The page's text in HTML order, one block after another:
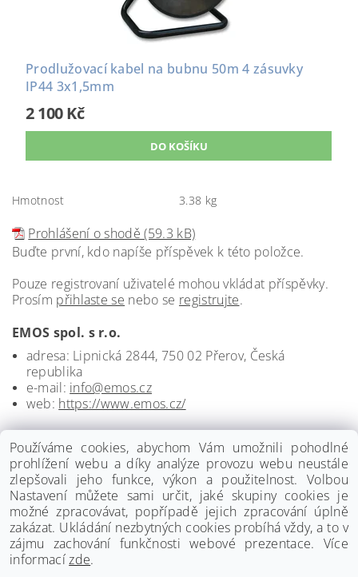
Prodlužovací kabel na bubnu 50m 4 zásuvky
IP44 3x1,5mm
2 100 Kč
Hmotnost 3.38 kg
Prohlášení o shodě (59.3 kB)
Buďte první, kdo napíše příspěvek k této položce.
Pouze registrovaní uživatelé mohou vkládat příspěvky.
Prosím přihlaste se nebo se registrujte.
EMOS spol. s r.o.
adresa: Lipnická 2844, 750 02 Přerov, Česká
republika
e-mail: info@emos.cz
web: https://www.emos.cz/
www.palmat.cz
Používáme cookies, abychom Vám umožnili pohodlné
prohlížení webu a díky analýze provozu webu neustále
zlepšovali jeho funkce, výkon a použitelnost. Volbou
Nastavení můžete sami určit, jaké skupiny cookies je
možné zpracovávat, popřípadě jejich zpracování úplně
zakázat. Ukládání nezbytných cookies probíhá vždy, a to v
zájmu zachování funkčnosti webové prezentace. Více
informacízde.